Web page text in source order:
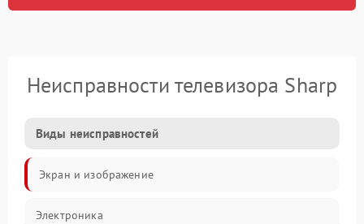
Неисправности телевизора Sharp
Виды неисправностей
Экран и изображение
Электроника